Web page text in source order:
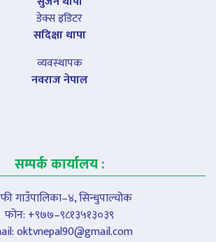
डेक्स इडिटर
सदिक्षा थापा
व्यवस्थापक
नवराज नेपाल
सम्पर्क कार्यालय :
गाउँपालिका–४, सिन्धुपाल्चोक
फोन: +९७७–९८१३५१३०३९
oktvnepal90@gmail.com